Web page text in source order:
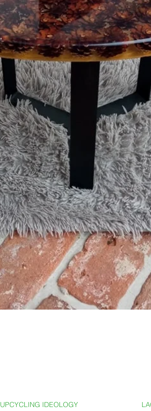
UPCYCLING IDEOLOGY